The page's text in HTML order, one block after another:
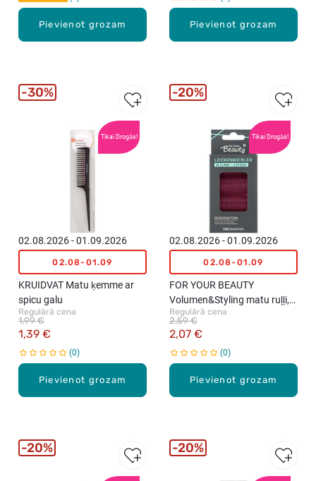
Pievienot grozam Pievienot grozam
B
E
a
j
u
s
S
Tikai Drogās!
Pievienot grozam
02.08.2026 - 01.09.2026
02.08-01.09
KRUIDVAT Matu ķemme ar
spicu galu
Regulārā cena
1,39 €
1,99 €
0
30%
Tikai Drogās!
Pievienot grozam
02.08.2026 - 01.09.2026
02.08-01.09
FOR YOUR BEAUTY
Volumen&Styling matu ruļļi,
4gab.
Regulārā cena
2,07 €
2,59 €
0
20%
20% 20%